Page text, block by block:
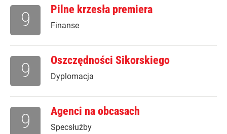
Pilne krzesła premiera
Finanse
9
Oszczędności Sikorskiego
Dyplomacja
9
Agenci na obcasach
Specsłużby
9